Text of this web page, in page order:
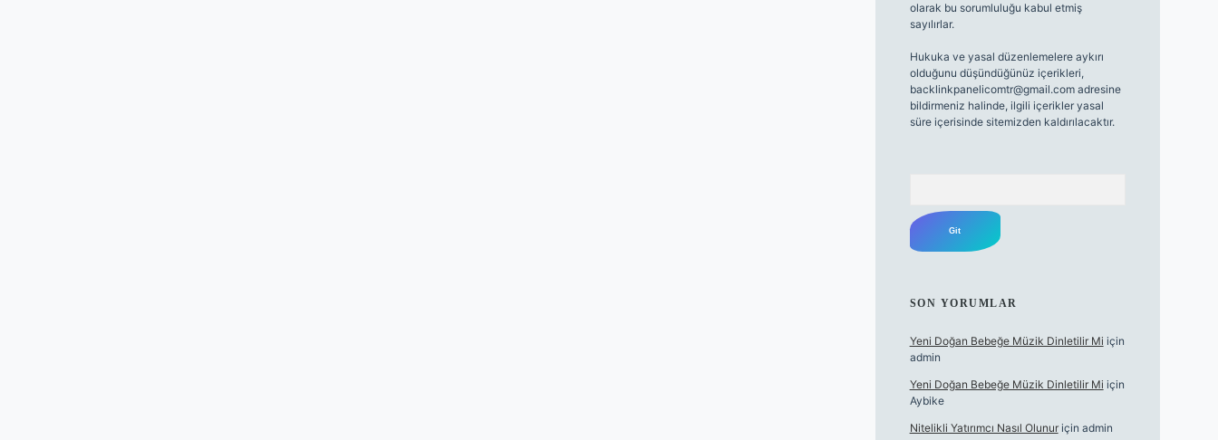
olarak bu sorumluluğu kabul etmiş
sayılırlar.
Hukuka ve yasal düzenlemelere aykırı
olduğunu düşündüğünüz içerikleri,
backlinkpanelicomtr@gmail.comadresine
bildirmeniz halinde, ilgili içerikler yasal
süre içerisinde sitemizden kaldırılacaktır.
SON YORUMLAR
Yeni Doğan Bebeğe Müzik Dinletilir Mi için
admin
Yeni Doğan Bebeğe Müzik Dinletilir Mi için
Aybike
Nitelikli Yatırımcı Nasıl Olunuriçin admin